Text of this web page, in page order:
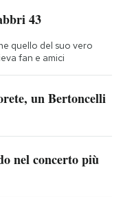
43
quello del suo vero
fan e amici
un Bertoncelli
nel concerto più